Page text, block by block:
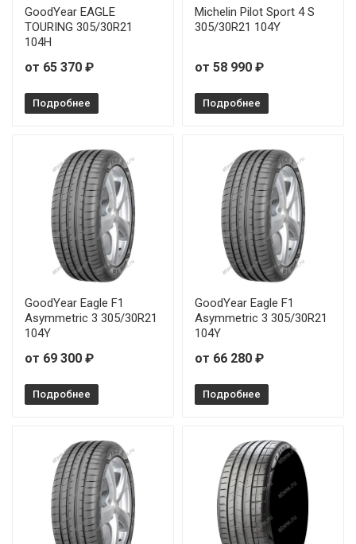
Michelin Pilot Sport EV 305/35R21 109Y
Michelin Pilot Sport EV 235/45R21 101Y
Michelin Pilot Sport EV 255/40R21 102Y
Michelin Pilot Sport EV 265/40R21 105Y
Michelin Pilot Sport EV 265/45R21 108V
Michelin Pilot Sport EV 265/45R21 108V
GoodYear EAGLE
TOURING 305/30R21
104H
от 65 370 ₽
Подробнее
Michelin Pilot Sport 4 S
305/30R21 104Y
от 58 990 ₽
Подробнее
GoodYear Eagle F1
Asymmetric 3 305/30R21
104Y
от 69 300 ₽
Подробнее
GoodYear Eagle F1
Asymmetric 3 305/30R21
104Y
от 66 280 ₽
Подробнее